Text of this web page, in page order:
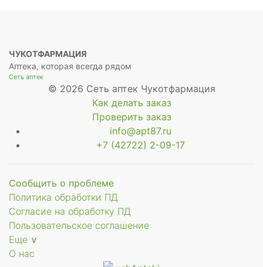
ЧУКОТФАРМАЦИЯ
Аптека, которая всегда рядом
Сеть аптек
© 2026 Сеть аптек Чукотфармация
Как делать заказ
Проверить заказ
info@apt87.ru
+7 (42722) 2-09-17
Сообщить о проблеме
Политика обработки ПД
Согласие на обработку ПД
Пользовательское соглашение
Еще ∨
О нас